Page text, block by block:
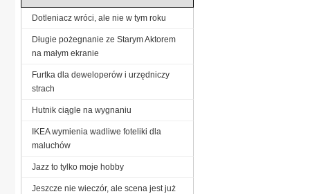
Dotleniacz wróci, ale nie w tym roku
Długie pożegnanie ze Starym Aktorem
na małym ekranie
Furtka dla deweloperów i urzędniczy
strach
Hutnik ciągle na wygnaniu
IKEA wymienia wadliwe foteliki dla
maluchów
Jazz to tylko moje hobby
Jeszcze nie wieczór, ale scena jest już